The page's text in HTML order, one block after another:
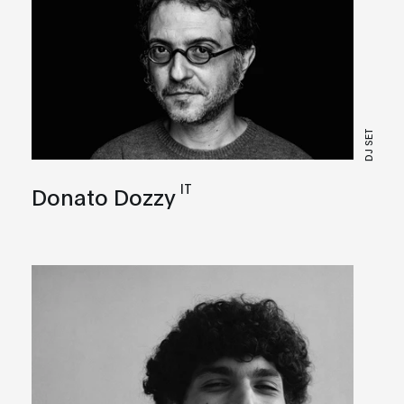
DJ SET
Donato Dozzy IT